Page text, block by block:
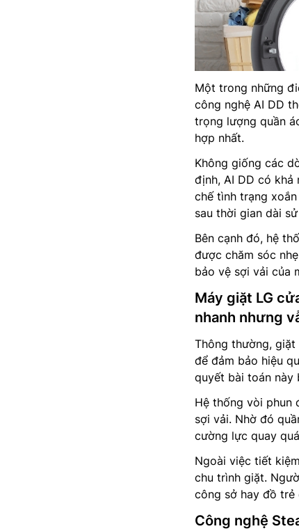
Một trong những
công nghệ AI DD
trọng lượng quần
hợp nhất.
Không giống các
định, AI DD có
chế tình trạng
sau thời gian dài
Bên cạnh đó, hệ
được chăm sóc
bảo vệ sợi vải của
Máy giặt LG
nhanh nhưng
Thông thường,
để đảm bảo hiệu
quyết bài toán này
Hệ thống vòi phun
sợi vải. Nhờ đó
cường lực quay
Ngoài việc tiết
chu trình giặt.
công sở hay đồ trẻ
Công nghệ